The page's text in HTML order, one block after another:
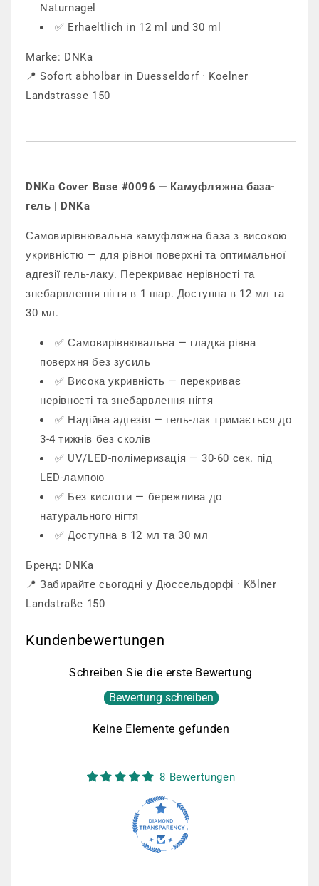
Naturnagel
✅ Erhaeltlich in 12 ml und 30 ml
Marke: DNKa
📍 Sofort abholbar in Duesseldorf · Koelner
Landstrasse 150
DNKa Cover Base #0096 — Камуфляжна база-
гель | DNKa
Самовирівнювальна камуфляжна база з високою
укривністю — для рівної поверхні та оптимальної
адгезії гель-лаку. Перекриває нерівності та
знебарвлення нігтя в 1 шар. Доступна в 12 мл та
30 мл.
✅ Самовирівнювальна — гладка рівна
поверхня без зусиль
✅ Висока укривність — перекриває
нерівності та знебарвлення нігтя
✅ Надійна адгезія — гель-лак тримається до
3-4 тижнів без сколів
✅ UV/LED-полімеризація — 30-60 сек. під
LED-лампою
✅ Без кислоти — бережлива до
натурального нігтя
✅ Доступна в 12 мл та 30 мл
Бренд: DNKa
📍 Забирайте сьогодні у Дюссельдорфі · Kölner
Landstraße 150
Kundenbewertungen
Schreiben Sie die erste Bewertung
Bewertung schreiben
Keine Elemente gefunden
8 Bewertungen